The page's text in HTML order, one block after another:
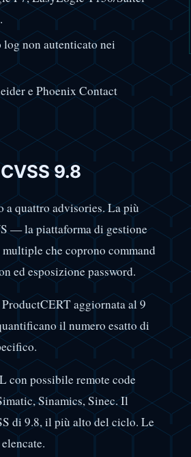
non autenticato nei
e Phoenix Contact
9.8
a quattro advisories. La più
— la piattaforma di gestione
che coprono command
ed esposizione password.
aggiornata al 9
il numero esatto di
con possibile remote code
Sinamics, Sinec. Il
di 9.8, il più alto del ciclo. Le